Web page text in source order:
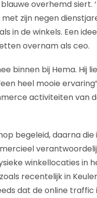
overhemd siert.
zijn negen
in de winkels. Een
overnam als ceo.
binnen bij Hema. Hij
heel mooie
activiteiten van
begeleid, daarna
winkellocaties in
recentelijk in
dat de online traffic